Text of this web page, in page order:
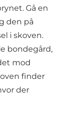
Gå en
den på
i skoven.
bondegård,
mod
finder
der